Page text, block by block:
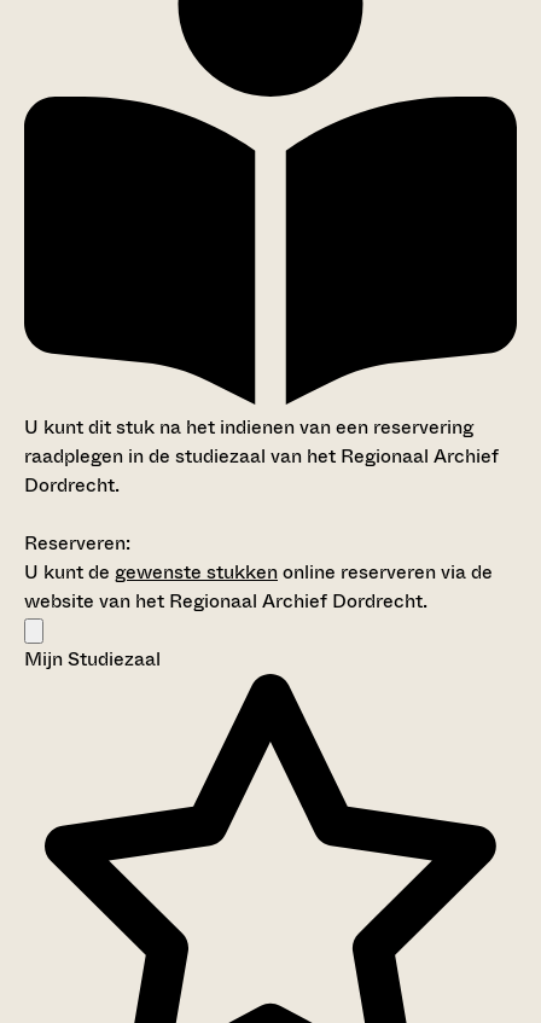
U kunt dit stuk na het indienen van een reservering
raadplegen in de studiezaal van het Regionaal Archief
Dordrecht.
Reserveren:
U kunt de gewenste stukkenonline reserveren via de
website van het Regionaal Archief Dordrecht.
Mijn Studiezaal